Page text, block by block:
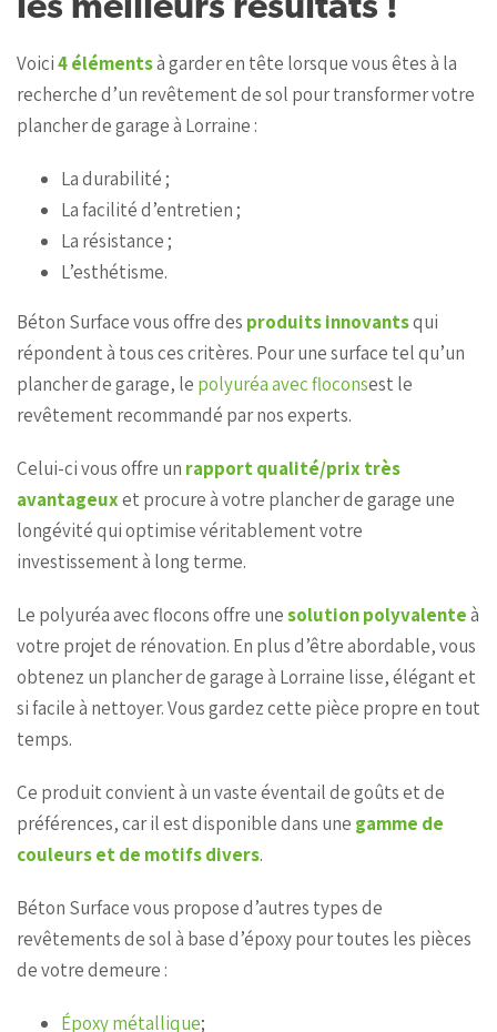
les meilleurs résultats !
Voici4 élémentsà garder en tête lorsque vous êtes à la
recherche d’un revêtement de sol pour transformer votre
plancher de garage à Lorraine :
La durabilité ;
La facilité d’entretien ;
La résistance ;
L’esthétisme.
Béton Surface vous offre des produits innovantsqui
répondent à tous ces critères. Pour une surface tel qu’un
plancher de garage, le polyuréa avec floconsest le
revêtement recommandé par nos experts.
Celui-ci vous offre un rapport qualité/prix très
avantageuxet procure à votre plancher de garage une
longévité qui optimise véritablement votre
investissement à long terme.
Le polyuréa avec flocons offre unesolution polyvalenteà
votre projet de rénovation. En plus d’être abordable, vous
obtenez un plancher de garage à Lorraine lisse, élégant et
si facile à nettoyer. Vous gardez cette pièce propre en tout
temps.
Ce produit convient à un vaste éventail de goûts et de
préférences, car il est disponible dans une gamme de
couleurs et de motifs divers.
Béton Surface vous propose d’autres types de
revêtements de sol à base d’époxy pour toutes les pièces
de votre demeure :
Époxy métallique;